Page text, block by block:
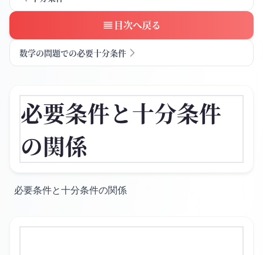
目次へ戻る
数学の問題での必要十分条件
必要条件と十分条件
の関係
必要条件と十分条件の関係